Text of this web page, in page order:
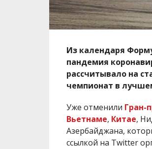
Из календаря
пандемия
рассчитывало на
чемпионат в
Уже отменили Гран-
Вьетнаме, Китае,
Азербайджана,
ссылкой на Twitter